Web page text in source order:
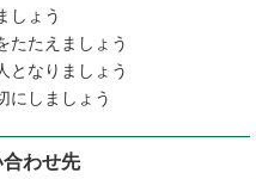
しょう
たたえましょう
となりましょう
にしましょう
わせ先